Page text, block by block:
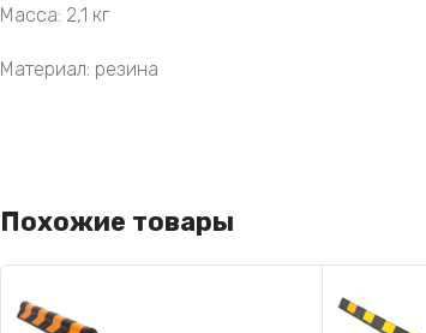
Масса: 2,1 кг
Материал: резина
Похожие товары